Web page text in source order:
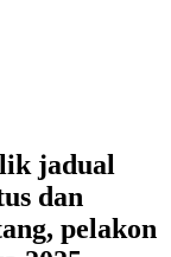
jadual
dan
pelakon